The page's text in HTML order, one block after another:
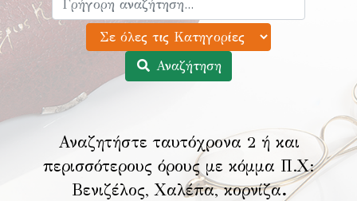
Αναζήτηση
Αναζητήστε ταυτόχρονα 2 ή και
περισσότερους όρους με κόμμα Π.Χ:
Βενιζέλος, Χαλέπα, κορνίζα.